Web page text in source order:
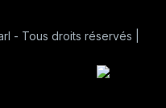
- Tous droits réservés |